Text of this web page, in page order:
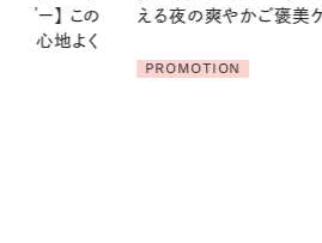
ケア
2026.07.21
発・ベーリングの腕時計】 アクセサ